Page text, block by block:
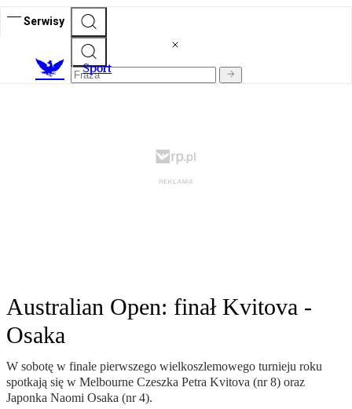
Serwisy
Sport
Australian Open: finał Kvitova -
Osaka
W sobotę w finale pierwszego wielkoszlemowego turnieju roku
spotkają się w Melbourne Czeszka Petra Kvitova (nr 8) oraz
Japonka Naomi Osaka (nr 4).